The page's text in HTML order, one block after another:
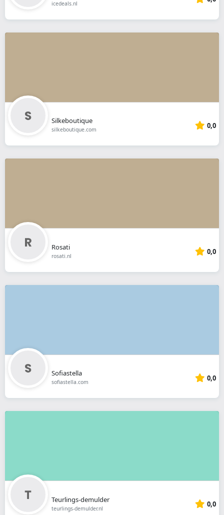
icedeals.nl
Silkeboutique
silkeboutique.com 0,0
Rosati
rosati.nl 0,0
Sofiastella
sofiastella.com 0,0
Teurlings-demulder
teurlings-demulder.nl 0,0